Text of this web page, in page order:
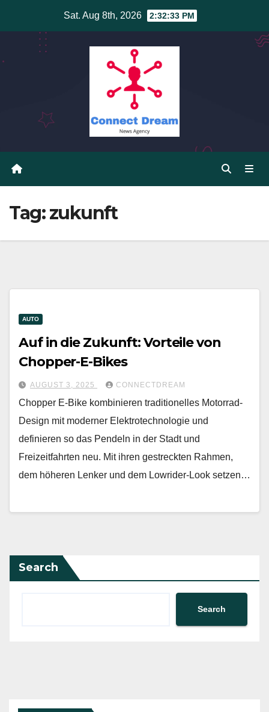
Sat. Aug 8th, 2026 2:32:33 PM
Tag:zukunft
AUTO
Auf in die Zukunft: Vorteile von
Chopper-E-Bikes
AUGUST 3, 2025 CONNECTDREAM
Chopper E-Bike kombinieren traditionelles Motorrad-
Design mit moderner Elektrotechnologie und
definieren so das Pendeln in der Stadt und
Freizeitfahrten neu. Mit ihren gestreckten Rahmen,
dem höheren Lenker und dem Lowrider-Look setzen…
Search
Search